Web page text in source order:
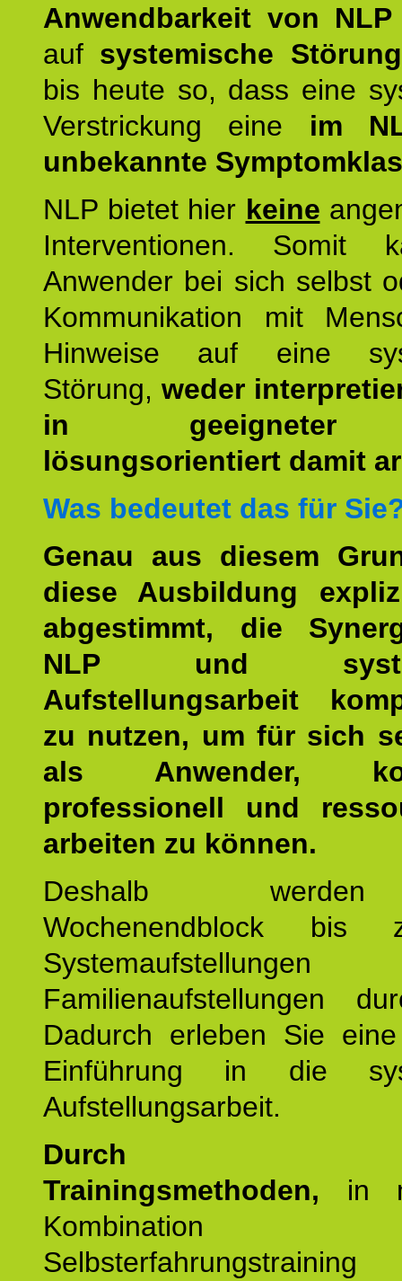
Anwendbarkeit von NLP
auf systemische
bis heute so, dass eine
Verstrickung eine im
unbekannte
NLP bietet hier keine
Interventionen. Somit
Anwender bei sich selbst
Kommunikation mit
Hinweise auf eine
Störung, weder
in geeigneter
lösungsorientiert damit
Was bedeutet das für
Genau aus diesem
diese Ausbildung
abgestimmt, die
NLP und
Aufstellungsarbeit
zu nutzen, um für sich
als Anwender,
professionell und
arbeiten zu können.
Deshalb
Wochenendblock bis
Familienaufstellungen
Dadurch erleben Sie
Einführung in die
Aufstellungsarbeit.
Durch
Trainingsmethoden, in